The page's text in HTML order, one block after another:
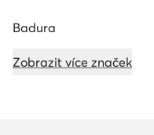
Badura
Zobrazit více značek